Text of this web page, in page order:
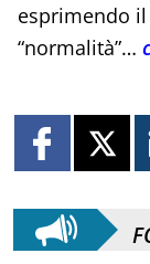
esprimendo
“normalità”…